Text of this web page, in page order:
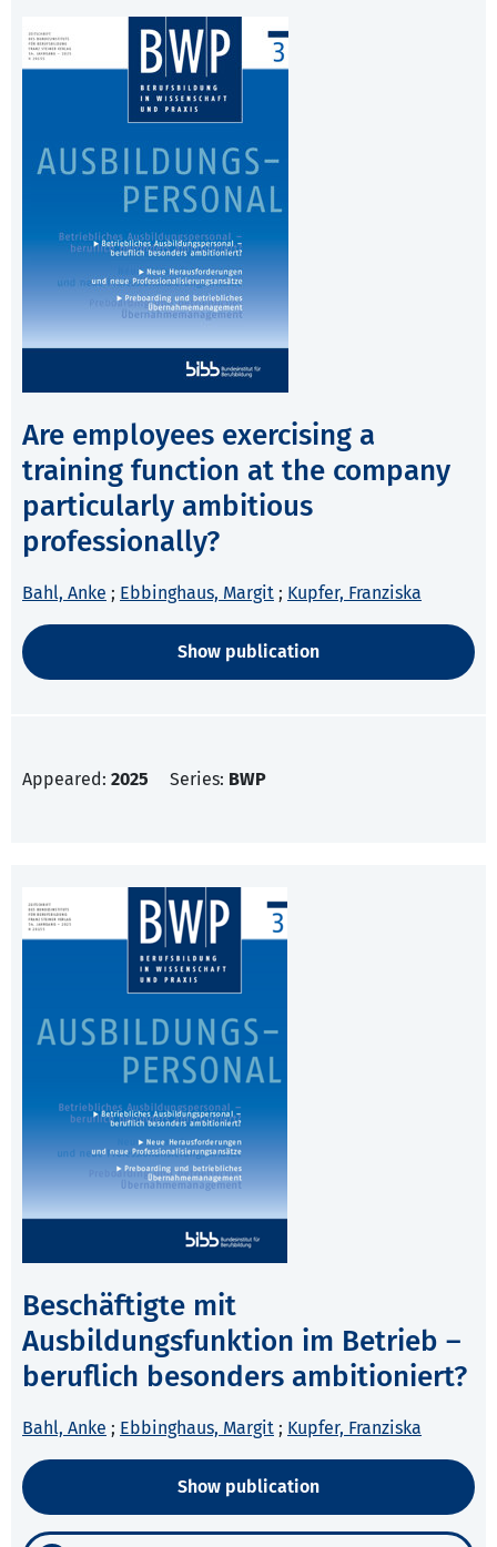
Are employees exercising a
training function at the company
particularly ambitious
professionally?
Bahl, Anke ; Ebbinghaus, Margit ; Kupfer, Franziska
Show publication
Appeared: 2025 Series: BWP
Beschäftigte mit
Ausbildungsfunktion im Betrieb –
beruflich besonders ambitioniert?
Bahl, Anke ; Ebbinghaus, Margit ; Kupfer, Franziska
Show publication